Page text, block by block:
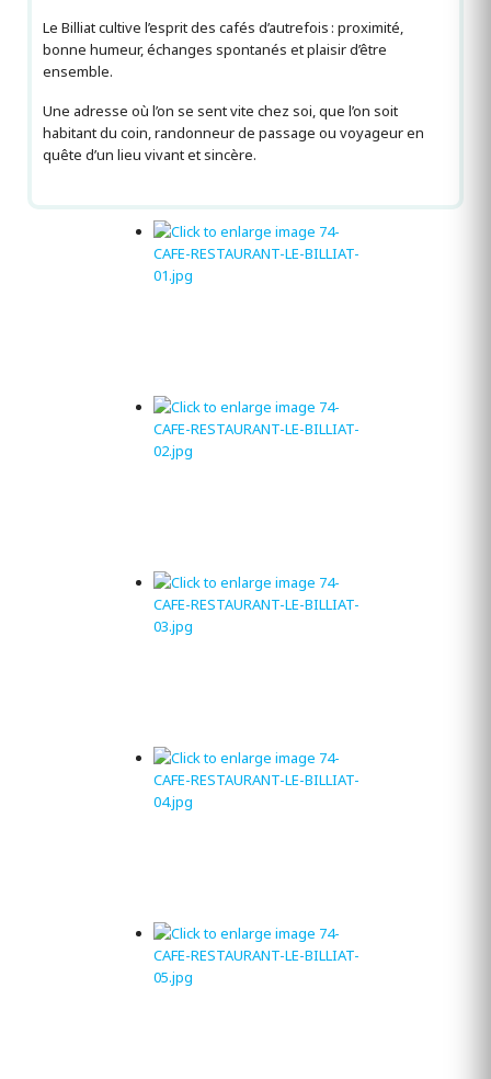
Le Billiat cultive l’esprit des cafés d’autrefois : proximité,
bonne humeur, échanges spontanés et plaisir d’être
ensemble.
Une adresse où l’on se sent vite chez soi, que l’on soit
habitant du coin, randonneur de passage ou voyageur en
quête d’un lieu vivant et sincère.